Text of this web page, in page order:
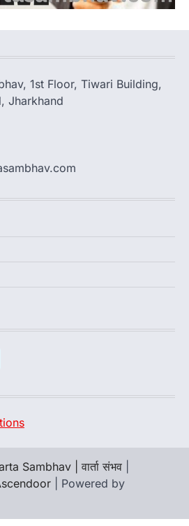
1st Floor, Tiwari Building,
Jharkhand
Sambhav | वार्ता संभव
| Powered by